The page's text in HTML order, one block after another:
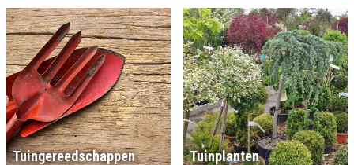
Tuingereedschappen Tuinplanten